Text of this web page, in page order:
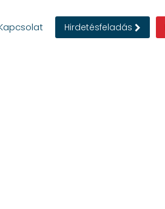
Hirdetésfeladás